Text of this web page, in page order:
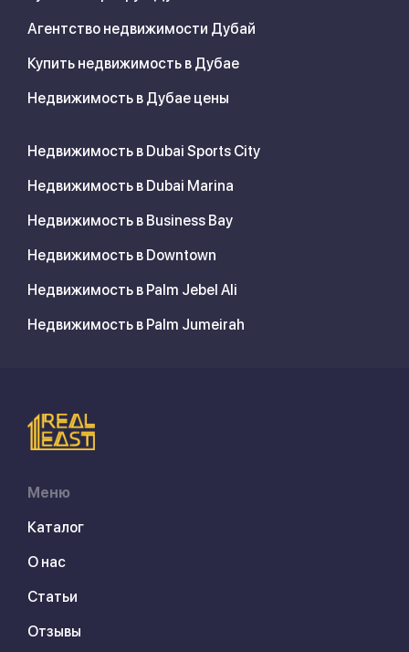
Агентство недвижимости Дубай
Купить недвижимость в Дубае
Недвижимость в Дубае цены
Недвижимость в Dubai Sports City
Недвижимость в Dubai Marina
Недвижимость в Business Bay
Недвижимость в Downtown
Недвижимость в Palm Jebel Ali
Недвижимость в Palm Jumeirah
Меню
Каталог
О нас
Статьи
Отзывы